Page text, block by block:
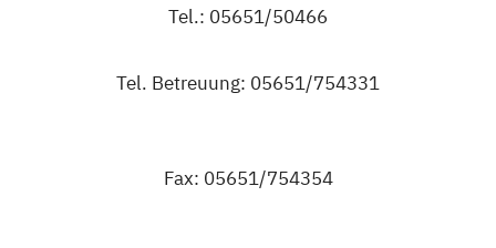
Tel.: 05651/50466
Tel. Betreuung: 05651/754331
Fax: 05651/754354